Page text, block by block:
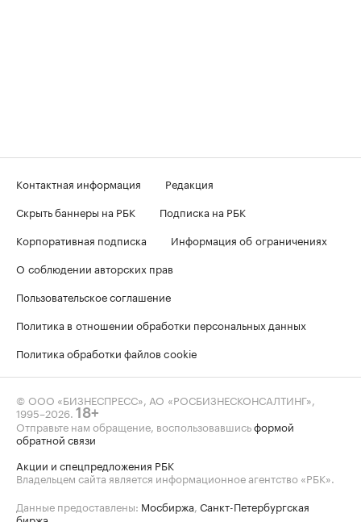
Контактная информация
Редакция
Скрыть баннеры на РБК
Подписка на РБК
Корпоративная подписка
Информация об ограничениях
О соблюдении авторских прав
Пользовательское соглашение
Политика в отношении обработки персональных данных
Политика обработки файлов cookie
© ООО «БИЗНЕСПРЕСС», АО «РОСБИЗНЕСКОНСАЛТИНГ»,
1995–2026. 18+
Отправьте нам обращение, воспользовавшисьформой
обратной связи
Акции и спецпредложения РБК
Владельцем сайта является информационное агентство «РБК».
Данные предоставлены: Мосбиржа, Санкт-Петербургская